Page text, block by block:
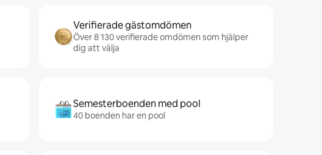
Verifierade gästomdömen
Över 8 130 verifierade omdömen som hjälper
dig att välja
Semesterboenden med pool
40 boenden har en pool